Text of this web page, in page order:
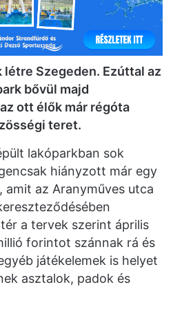
Szegeden. Ezúttal az
bővül majd
ott élők már régóta
teret.
lakóparkban sok
hiányzott már egy
amit az Aranyműves utca
a tervek szerint április
forintot szánnak rá és
játékelemek is helyet
asztalok, padok és